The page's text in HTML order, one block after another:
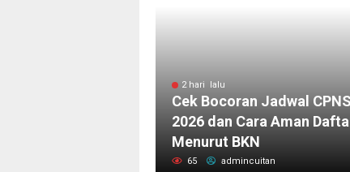
2 hari lalu
Cek Bocoran Jadwal CPNS
2026 dan Cara Aman
Menurut BKN
65 admincuitan